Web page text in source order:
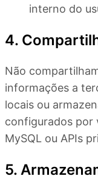
interno do
4.
Não
informações a
locais ou
configurados por
MySQL ou APIs
5.